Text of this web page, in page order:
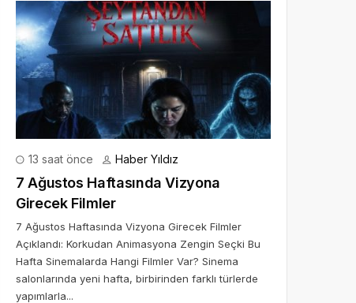
13 saat önce Haber Yıldız
7 Ağustos Haftasında Vizyona
Girecek Filmler
7 Ağustos Haftasında Vizyona Girecek Filmler
Açıklandı: Korkudan Animasyona Zengin Seçki Bu
Hafta Sinemalarda Hangi Filmler Var? Sinema
salonlarında yeni hafta, birbirinden farklı türlerde
yapımlarla...